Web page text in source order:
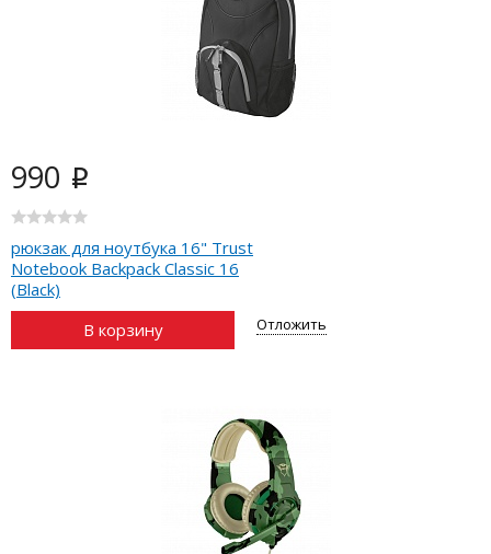
990 i
рюкзак для ноутбука 16" Trust
Notebook Backpack Classic 16
(Black)
В корзину
Отложить